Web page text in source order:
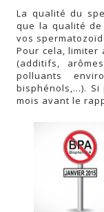
La qualité du
que la qualité de
vos
Pour cela, limiter
(additifs,
polluants
bisphénols,…).
mois avant le